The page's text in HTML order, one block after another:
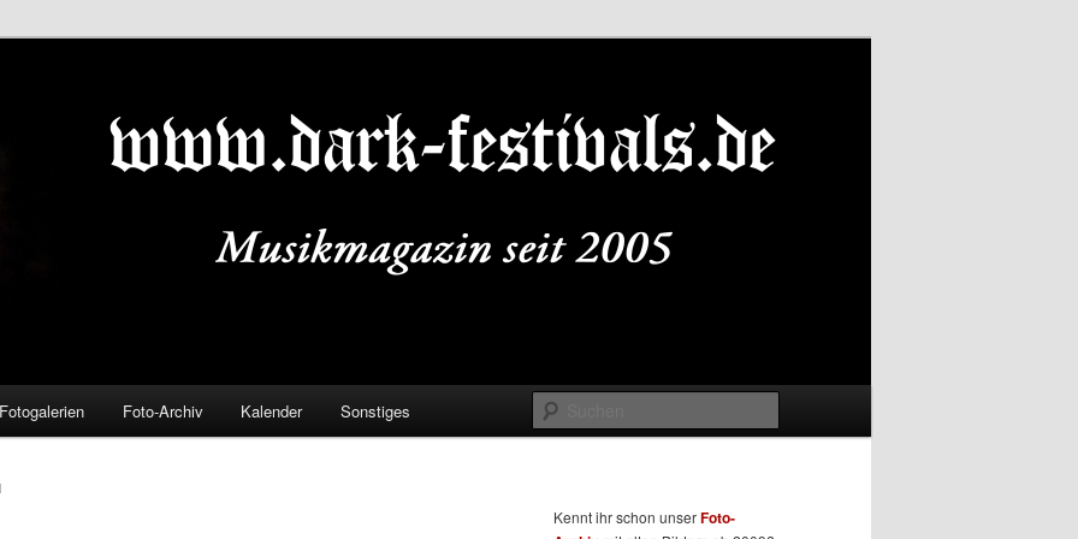
Fotogalerien Foto-Archiv Kalender Sonstiges
Kennt ihr schon unserFoto-